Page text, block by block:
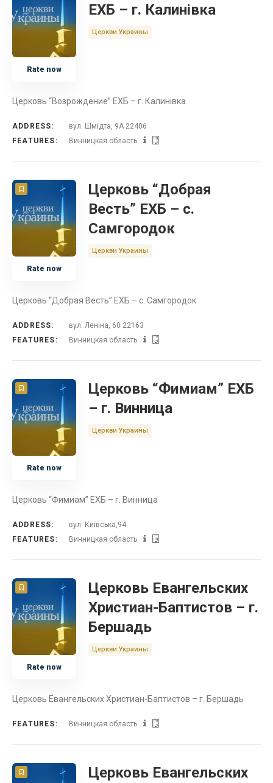
Rate now
ЕХБ – г. Калинівка
Церкви Украины
Церковь “Возрождение” ЕХБ – г. Калинівка
ADDRESS:
вул. Шмідта, 9А 22406
FEATURES:
Винницкая область
Rate now
Церковь “Добрая
Весть” ЕХБ – с.
Самгородок
Церкви Украины
Церковь “Добрая Весть” ЕХБ – с. Самгородок
ADDRESS:
вул. Леніна, 60 22163
FEATURES:
Винницкая область
Rate now
Церковь “Фимиам” ЕХБ
– г. Винница
Церкви Украины
Церковь “Фимиам” ЕХБ – г. Винница
ADDRESS:
вул. Київська,94
FEATURES:
Винницкая область
Rate now
Церковь Евангельских
Христиан-Баптистов – г.
Бершадь
Церкви Украины
Церковь Евангельских Христиан-Баптистов – г. Бершадь
FEATURES: Винницкая область
Церковь Евангельских